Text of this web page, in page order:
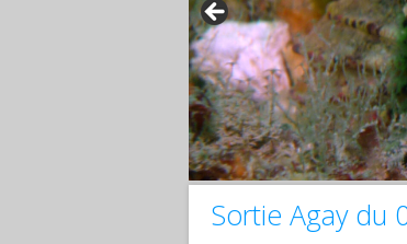
Sortie Agay du